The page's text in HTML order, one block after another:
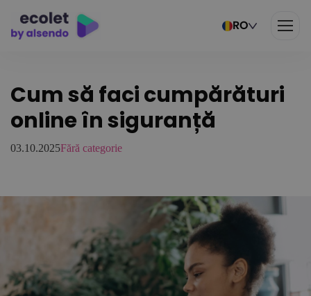
RO
Cum să faci cumpărături
online în siguranță
03.10.2025Fără categorie